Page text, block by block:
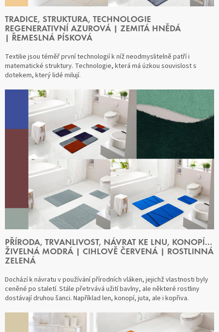
TRADICE, STRUKTURA, TECHNOLOGIE
REGENERATIVNÍ AZUROVÁ | ZEMITÁ HNĚDÁ
| ŘEMESLNÁ PÍSKOVÁ
Textilie jsou téměř první technologií k níž neodmyslitelně patří i
matematické struktury. Technologie, která má úzkou souvislost s
dotekem, který lidé milují.
PŘÍRODA, TRVANLIVOST, NÁVRAT KE LNU, KONOPÍ…
ŽIVELNÁ MODRÁ | CIHLOVĚ ČERVENÁ | ROSTLINNÁ
ZELENÁ
Dochází k návratu v používání přírodních vláken, jejichž vlastnosti byly
ceněné po staletí. Stále přetrvává užití bavlny, ale některé rostliny
dostávají druhou šanci. Například len, konopí, juta, ale i kopřiva.